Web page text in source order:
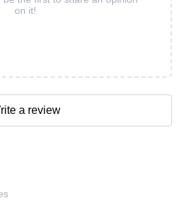
on it!
a review